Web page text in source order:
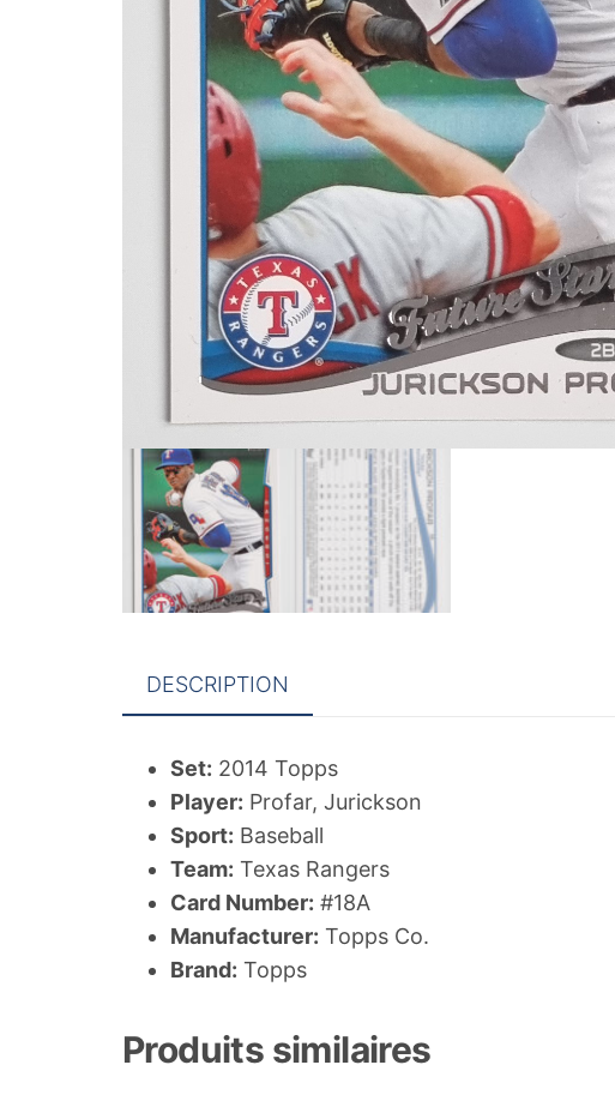
DESCRIPTION
Set: 2014 Topps
Player: Profar, Jurickson
Sport: Baseball
Team: Texas Rangers
Card Number: #18A
Manufacturer: Topps Co.
Brand: Topps
Produits similaires